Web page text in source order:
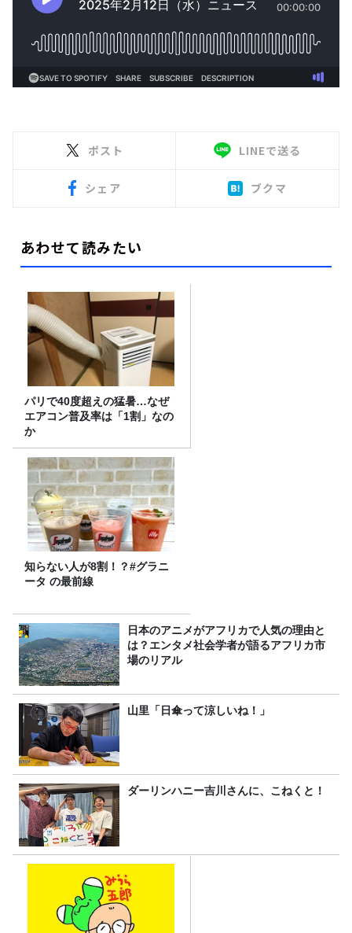
ポスト LINEで送る
シェア ブクマ
あわせて読みたい
パリで40度超えの猛暑…なぜ
エアコン普及率は「1割」なの
か
知らない人が8割！？#グラニ
ータ の最前線
日本のアニメがアフリカで人気の理由と
は？エンタメ社会学者が語るアフリカ市
場のリアル
山里「日傘って涼しいね！」
ダーリンハニー吉川さんに、こねくと！